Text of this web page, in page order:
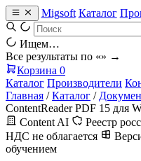
Migsoft Каталог
Ищем…
Все результаты по «» →
Корзина 0
Каталог Производители
Главная / Каталог /
ContentReader PDF 15 для
Content AI
Реестр
НДС не облагается
обучением